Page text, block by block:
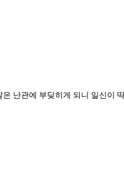
난관에 부딪히게 되니 일신이